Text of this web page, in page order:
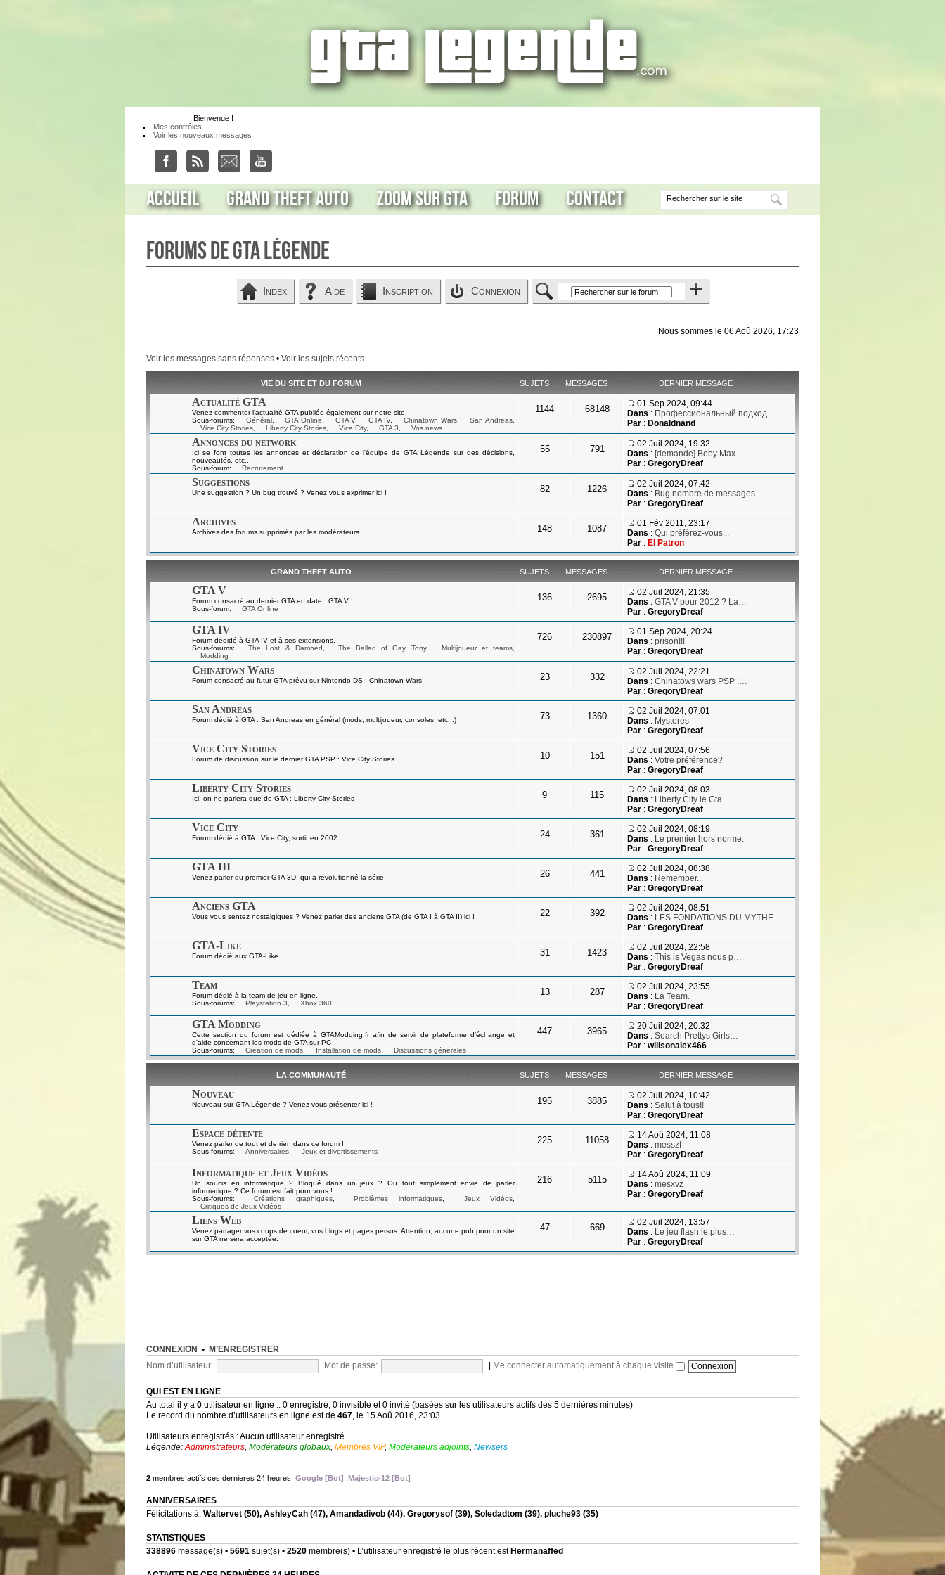
Bienvenue !
Mes contrôles
Voir les nouveaux messages
Accueil Grand Theft Auto Zoom sur GTA Forum Contact
Forums de GTA Légende
Index Aide Inscription Connexion
Nous sommes le 06 Aoû 2026, 17:23
Voir les messages sans réponses • Voir les sujets récents
VIE DU SITE ET DU FORUM SUJETS MESSAGES DERNIER MESSAGE
Actualité GTA
Venez commenter l'actualité GTA publiée également sur notre site.
Sous-forums:
Général, GTA Online GTA V, GTA IV, Chinatown Wars, San Andreas
Vice City Stories
Liberty City Stories Vice City, GTA 3 Vos news
1144 68148
01 Sep 2024, 09:44
Dans : Профессиональный подход
Par: Donaldnand
Annonces du network
Ici se font toutes les annonces et déclaration de l'équipe de GTA Légende sur des décisions,
nouveautés, etc...
Sous-forum:
Recrutement
55 791
02 Juil 2024, 19:32
Dans : [demande] Boby Max
Par: GregoryDreaf
Suggestions
Une suggestion ? Un bug trouvé ? Venez vous exprimer ici ! 82 1226
02 Juil 2024, 07:42
Dans : Bug nombre de messages
Par: GregoryDreaf
Archives
Archives des forums supprimés par les modérateurs. 148 1087
01 Fév 2011, 23:17
Dans : Qui préférez-vous...
Par: El Patron
GRAND THEFT AUTO SUJETS MESSAGES DERNIER MESSAGE
GTA V
Forum consacré au dernier GTA en date : GTA V !
Sous-forum:
GTA Online
136 2695
02 Juil 2024, 21:35
Dans : GTA V pour 2012 ? La…
Par: GregoryDreaf
GTA IV
Forum dédidé à GTA IV et à ses extensions.
Sous-forums:
The Lost & Damned The Ballad of Gay Tony, Multijoueur et teams
Modding
726 230897
01 Sep 2024, 20:24
Dans : prison!!!
Par: GregoryDreaf
Chinatown Wars
Forum consacré au futur GTA prévu sur Nintendo DS : Chinatown Wars 23 332
02 Juil 2024, 22:21
Dans : Chinatows wars PSP :…
Par: GregoryDreaf
San Andreas
Forum dédié à GTA : San Andreas en général (mods, multijoueur, consoles, etc...) 73 1360
02 Juil 2024, 07:01
Dans : Mysteres
Par: GregoryDreaf
Vice City Stories
Forum de discussion sur le dernier GTA PSP : Vice City Stories 10 151
02 Juil 2024, 07:56
Dans : Votre préférence?
Par: GregoryDreaf
Liberty City Stories
Ici, on ne parlera que de GTA : Liberty City Stories 9 115
02 Juil 2024, 08:03
Dans : Liberty City le Gta …
Par: GregoryDreaf
Vice City
Forum dédié à GTA : Vice City, sortit en 2002. 24 361
02 Juil 2024, 08:19
Dans : Le premier hors norme.
Par: GregoryDreaf
GTA III
Venez parler du premier GTA 3D, qui a révolutionné la série ! 26 441
02 Juil 2024, 08:38
Dans : Remember...
Par: GregoryDreaf
Anciens GTA
Vous vous sentez nostalgiques ? Venez parler des anciens GTA (de GTA I à GTA II) ici ! 22 392
02 Juil 2024, 08:51
Dans : LES FONDATIONS DU MYTHE
Par: GregoryDreaf
GTA-Like
Forum dédié aux GTA-Like 31 1423
02 Juil 2024, 22:58
Dans : This is Vegas nous p…
Par: GregoryDreaf
Team
Forum dédié à la team de jeu en ligne.
Sous-forums:
Playstation 3 Xbox 360
13 287
02 Juil 2024, 23:55
Dans : La Team.
Par: GregoryDreaf
GTA Modding
Cette section du forum est dédiée à GTAModding.fr afin de servir de plateforme d'échange et
d'aide concernant les mods de GTA sur PC
Sous-forums:
Création de mods Installation de mods Discussions générales
447 3965
20 Juil 2024, 20:32
Dans : Search Prettys Girls…
Par: willsonalex466
LA COMMUNAUTÉ SUJETS MESSAGES DERNIER MESSAGE
Nouveau
Nouveau sur GTA Légende ? Venez vous présenter ici ! 195 3885
02 Juil 2024, 10:42
Dans : Salut à tous!!
Par: GregoryDreaf
Espace détente
Venez parler de tout et de rien dans ce forum !
Sous-forums:
Anniversaires Jeux et divertissements
225 11058
14 Aoû 2024, 11:08
Dans : messzf
Par: GregoryDreaf
Informatique et Jeux Vidéos
Un soucis en informatique ? Bloqué dans un jeux ? Ou tout simplement envie de parler
informatique ? Ce forum est fait pour vous !
Sous-forums:
Créations graphiques, Problèmes informatiques Jeux Vidéos
Critiques de Jeux Vidéos
216 5115
14 Aoû 2024, 11:09
Dans : mesxvz
Par: GregoryDreaf
Liens Web
Venez partager vos coups de coeur, vos blogs et pages persos. Attention, aucune pub pour un site
sur GTA ne sera acceptée.
47 669
02 Juil 2024, 13:57
Dans : Le jeu flash le plus…
Par: GregoryDreaf
CONNEXION • M’ENREGISTRER
Nom d’utilisateur: Mot de passe: Me connecter automatiquement à chaque visite
QUI EST EN LIGNE
Au total il y a 0 utilisateur en ligne :: 0 enregistré, 0 invisible et 0 invité (basées sur les utilisateurs actifs des 5 dernières minutes)
Le record du nombre d’utilisateurs en ligne est de 467, le 15 Aoû 2016, 23:03
Utilisateurs enregistrés : Aucun utilisateur enregistré
Légende:Administrateurs, Modérateurs globaux, Membres VIP, Modérateurs adjoints, Newsers
2 membres actifs ces dernieres 24 heures: Google [Bot] Majestic-12 [Bot]
ANNIVERSAIRES
Félicitations à: Waltervet (50), AshleyCah (47), Amandadivob (44), Gregorysof (39), Soledadtom (39), pluche93 (35)
STATISTIQUES
338896 message(s) • 5691 sujet(s) • 2520 membre(s) • L’utilisateur enregistré le plus récent est Hermanaffed